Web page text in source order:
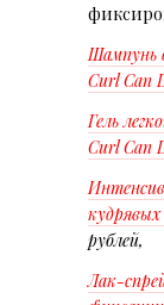
Шампунь
Curl Can
Гель
Curl Can
кудрявых
рублей,
Лак-